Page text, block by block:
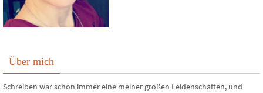
Über mich
Schreiben war schon immer eine meiner großen Leidenschaften, und